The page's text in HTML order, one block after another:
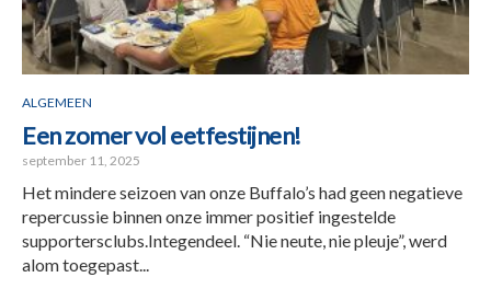
ALGEMEEN
Een zomer vol eetfestijnen!
september 11, 2025
Het mindere seizoen van onze Buffalo’s had geen negatieve
repercussie binnen onze immer positief ingestelde
supportersclubs.Integendeel. “Nie neute, nie pleuje”, werd
alom toegepast...